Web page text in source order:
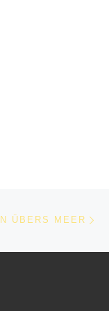
ÜBERS MEER